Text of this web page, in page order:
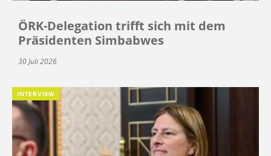
ÖRK-Delegation trifft sich mit dem
Präsidenten Simbabwes
30 Juli 2026
INTERVIEW